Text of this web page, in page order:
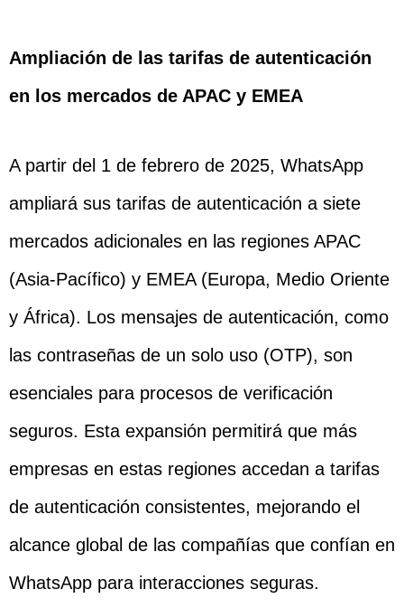
Ampliación de las tarifas de autenticación
en los mercados de APAC y EMEA
A partir del 1 de febrero de 2025, WhatsApp
ampliará sus tarifas de autenticación a siete
mercados adicionales en las regiones APAC
(Asia-Pacífico) y EMEA (Europa, Medio Oriente
y África). Los mensajes de autenticación, como
las contraseñas de un solo uso (OTP), son
esenciales para procesos de verificación
seguros. Esta expansión permitirá que más
empresas en estas regiones accedan a tarifas
de autenticación consistentes, mejorando el
alcance global de las compañías que confían en
WhatsApp para interacciones seguras.